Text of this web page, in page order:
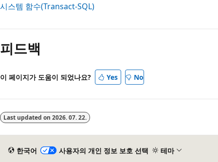
시스템 함수(Transact-SQL)
피드백
이 페이지가 도움이 되었나요? Yes No
Last updated on 2026. 07. 22.
한국어 사용자의 개인 정보 보호 선택 테마